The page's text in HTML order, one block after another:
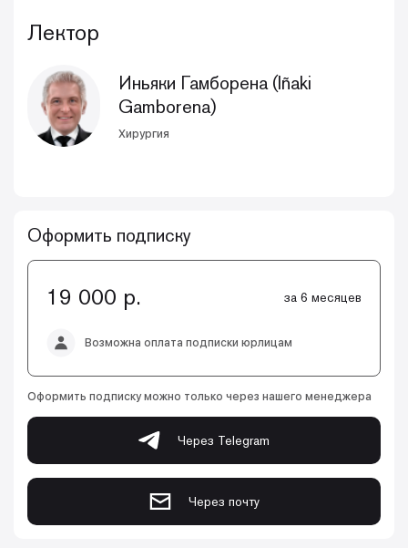
Лектор
Иньяки Гамборена (Iñaki
Gamborena)
Хирургия
Оформить подписку
19 000 р. за 6 месяцев
Возможна оплата подписки юрлицам
Оформить подписку можно только через нашего менеджера
Через Telegram
Через почту